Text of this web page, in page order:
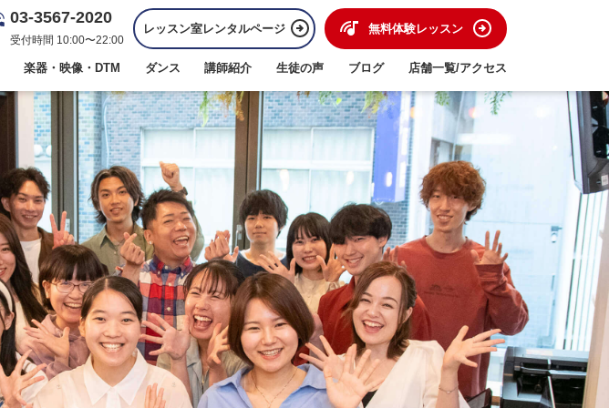
03-3567-2020
受付時間 10:00〜22:00
レッスン室レンタルページ 無料体験レッスン
楽器・映像・DTM ダンス 講師紹介 生徒の声 ブログ 店舗一覧/アクセス